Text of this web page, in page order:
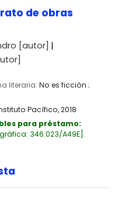
de obras
[autor]
literaria: No es ficción ;
Pacífico,2018
para préstamo:
346.023/A49E .